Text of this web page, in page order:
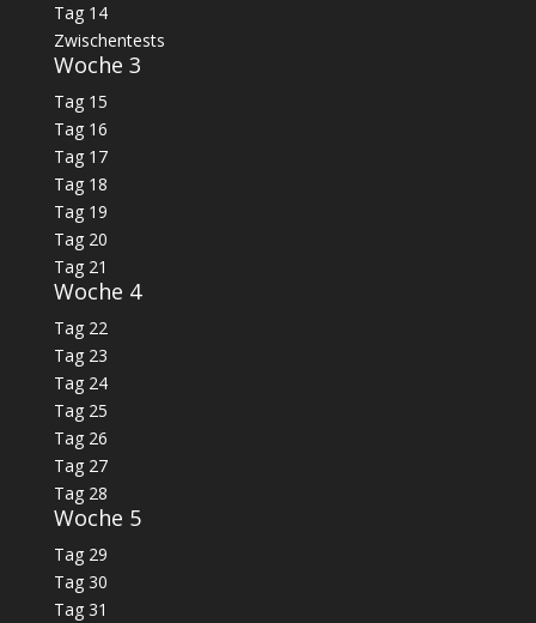
Tag 14
Zwischentests
Woche 3
Tag 15
Tag 16
Tag 17
Tag 18
Tag 19
Tag 20
Tag 21
Woche 4
Tag 22
Tag 23
Tag 24
Tag 25
Tag 26
Tag 27
Tag 28
Woche 5
Tag 29
Tag 30
Tag 31